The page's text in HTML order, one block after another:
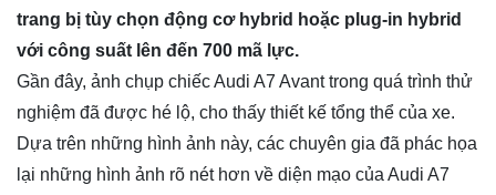
trang bị tùy chọn động cơ hybrid hoặc plug-in hybrid
với công suất lên đến 700 mã lực.
Gần đây, ảnh chụp chiếc Audi A7 Avant trong quá trình thử
nghiệm đã được hé lộ, cho thấy thiết kế tổng thể của xe.
Dựa trên những hình ảnh này, các chuyên gia đã phác họa
lại những hình ảnh rõ nét hơn về diện mạo của Audi A7